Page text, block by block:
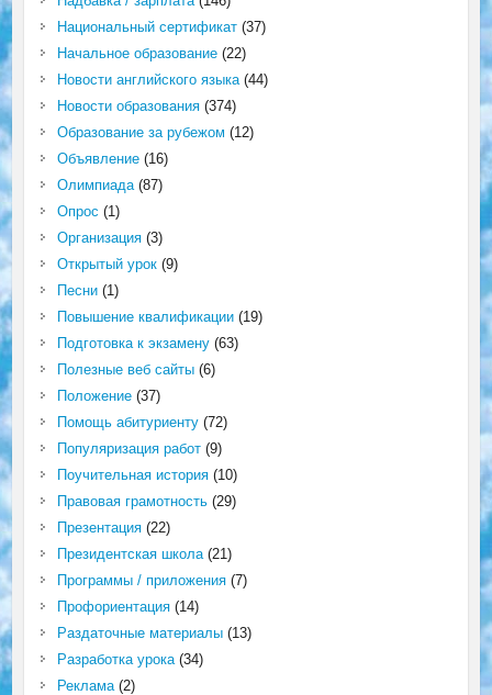
Национальный сертификат(37)
Начальное образование(22)
Новости английского языка(44)
Новости образования(374)
Образование за рубежом (12)
Объявление(16)
Олимпиада(87)
Опрос (1)
Организация(3)
Открытый урок(9)
Песни(1)
Повышение квалификации(19)
Подготовка к экзамену(63)
Полезные веб сайты(6)
Положение(37)
Помощь абитуриенту(72)
Популяризация работ(9)
Поучительная история(10)
Правовая грамотность(29)
Презентация(22)
Президентская школа(21)
Программы / приложения(7)
Профориентация(14)
Раздаточные материалы(13)
Разработка урока(34)
Реклама(2)